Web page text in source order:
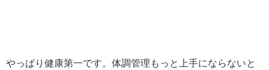
やっぱり健康第一です。体調管理もっと上手にならないと